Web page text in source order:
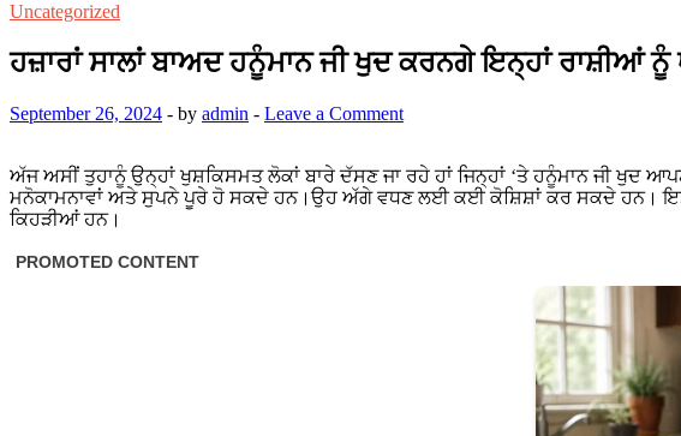
Uncategorized
ਹਜ਼ਾਰਾਂ ਸਾਲਾਂ ਬਾਅਦ ਹਨੂੰਮਾਨ ਜੀ ਖੁਦ ਕਰਨਗੇ ਇਨ੍ਹਾਂ ਰਾਸ਼ੀਆਂ ਨੂੰ
September 26, 2024 - by admin - Leave a Comment
ਅੱਜ ਅਸੀਂ ਤੁਹਾਨੂੰ ਉਨ੍ਹਾਂ ਖੁਸ਼ਕਿਸਮਤ ਲੋਕਾਂ ਬਾਰੇ ਦੱਸਣ ਜਾ ਰਹੇ ਹਾਂ ਜਿਨ੍ਹਾਂ ‘ਤੇ ਹਨੂੰਮਾਨ ਜੀ ਖੁਦ
ਮਨੋਕਾਮਨਾਵਾਂ ਅਤੇ ਸੁਪਨੇ ਪੂਰੇ ਹੋ ਸਕਦੇ ਹਨ।ਉਹ ਅੱਗੇ ਵਧਣ ਲਈ ਕਈ ਕੋਸ਼ਿਸ਼ਾਂ ਕਰ ਸਕਦੇ ਹਨ। ਇਸ
ਕਿਹੜੀਆਂ ਹਨ।